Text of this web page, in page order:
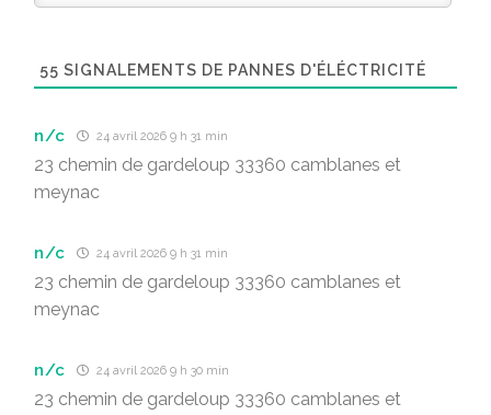
55 SIGNALEMENTS DE PANNES D'ÉLÉCTRICITÉ
n/c 24 avril 2026 9 h 31 min
23 chemin de gardeloup 33360 camblanes et
meynac
n/c 24 avril 2026 9 h 31 min
23 chemin de gardeloup 33360 camblanes et
meynac
n/c 24 avril 2026 9 h 30 min
23 chemin de gardeloup 33360 camblanes et